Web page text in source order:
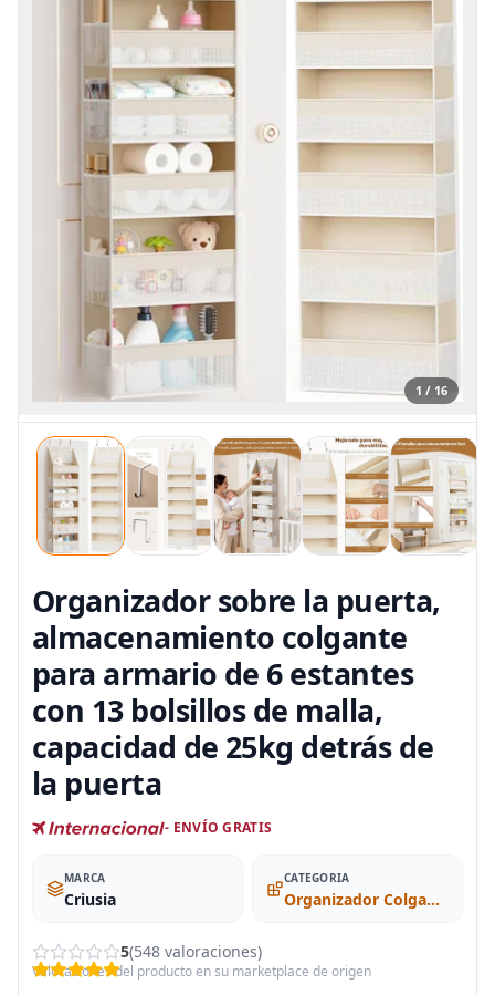
1 / 16
Organizador sobre la puerta,
almacenamiento colgante
para armario de 6 estantes
con 13 bolsillos de malla,
capacidad de 25kg detrás de
la puerta
- ENVÍO GRATIS
MARCA
Criusia
CATEGORIA
Organizador Colgante
5(548 valoraciones)
Valoraciones del producto en su marketplace de origen